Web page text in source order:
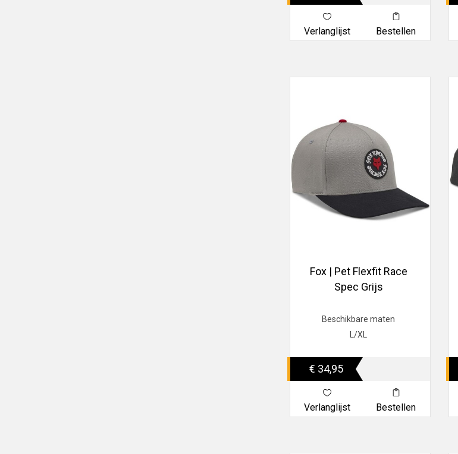
Verlanglijst Bestellen
Fox | Pet Flexfit Race
Spec Grijs
Beschikbare maten
L/XL
€ 34,95
Verlanglijst Bestellen